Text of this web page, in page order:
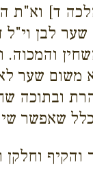
ד] וא"ת
לבן
והמכוה.
שער
שאפשר
והקיף